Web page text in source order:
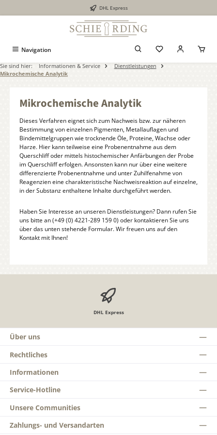
DHL Express
Navigation
Sie sind hier: Informationen & Service
Dienstleistungen
Mikrochemische Analytik
Mikrochemische Analytik
Dieses Verfahren eignet sich zum Nachweis bzw. zur näheren
Bestimmung von einzelnen Pigmenten, Metallauflagen und
Bindemittelgruppen wie trocknende Öle, Proteine, Wachse oder
Harze. Hier kann teilweise eine Probenentnahme aus dem
Querschliff oder mittels histochemischer Anfärbungen der Probe
im Querschliff erfolgen. Ansonsten kann nur über eine weitere
differenzierte Probenentnahme und unter Zuhilfenahme von
Reagenzien eine charakteristische Nachweisreaktion auf einzelne,
in der Substanz enthaltene Inhalte durchgeführt werden.
Haben Sie Interesse an unseren Dienstleistungen? Dann rufen Sie
uns bitte an (+49 (0) 4221-289 159 0) oder kontaktieren Sie uns
über das unten stehende Formular. Wir freuen uns auf den
Kontakt mit Ihnen!
DHL Express
Über uns
Rechtliches
Informationen
Service-Hotline
Unsere Communities
Zahlungs- und Versandarten